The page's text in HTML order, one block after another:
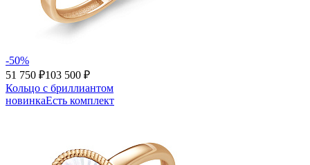
-50%
51 750 ₽103 500 ₽
Кольцо с бриллиантом
новинкаЕсть комплект